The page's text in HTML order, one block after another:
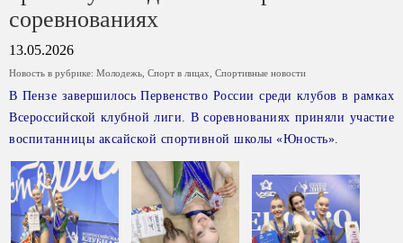
соревнованиях
13.05.2026
Новость в рубрике: Молодежь Спорт в лицах Спортивные новости
В Пензе завершилось Первенство России среди клубов в рамках
Всероссийской клубной лиги. В соревнованиях приняли участие
воспитанницы аксайской спортивной школы «Юность».